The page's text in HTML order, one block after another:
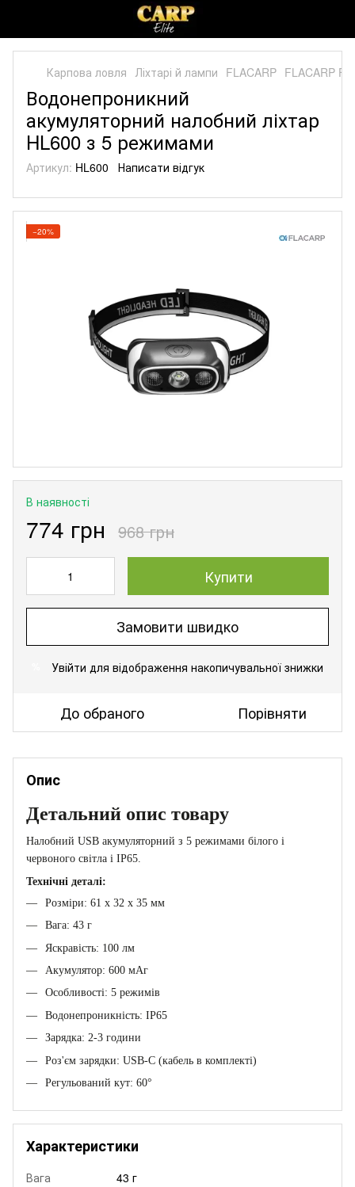
Карпова ловля Ліхтарі й лампи FLACARP FLACARP
Водонепроникний
акумуляторний налобний ліхтар
HL600 з 5 режимами
Артикул: HL600 Написати відгук
−20%
В наявності
774 грн 968 грн
Купити
Замовити швидко
Увійти для відображення накопичувальної знижки
До обраного Порівняти
Опис
Детальний опис товару
Налобний USB акумуляторний з 5 режимами білого і
червоного світла і IP65.
Технічні деталі:
Розміри: 61 x 32 x 35 мм
Вага: 43 г
Яскравість: 100 лм
Акумулятор: 600 мАг
Особливості: 5 режимів
Водонепроникність: IP65
Зарядка: 2-3 години
Роз'єм зарядки: USB-C (кабель в комплекті)
Регульований кут: 60°
Характеристики
Вага
43 г